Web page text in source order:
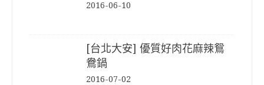
2016-06-10
[台北大安] 優質好肉花麻辣鴛
鴦鍋
2016-07-02